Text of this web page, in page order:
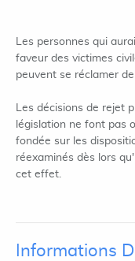
Les personnes qui
faveur des victimes
peuvent se réclamer
Les décisions de rejet
législation ne font pas
fondée sur les
réexaminés dès lors
cet effet.
Informations